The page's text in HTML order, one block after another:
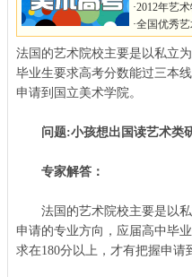
·2012年艺
·全国优秀
法国的艺术院校主要是以私立
毕业生要求高考分数能过三本
申请到国立美术学院。
问题:小孩想出国读艺术类研
专家解答：
法国的艺术院校主要是以私
申请的专业方向，应届高中毕
求在180分以上，才有把握申请